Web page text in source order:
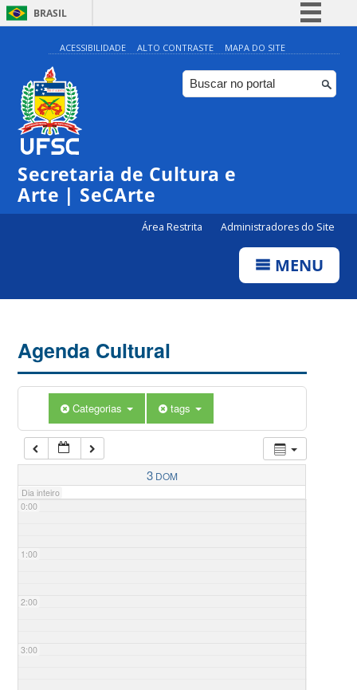
BRASIL
Simplifique!
Comunica BR
Participe
ACESSIBILIDADE ALTO CONTRASTE MAPA DO SITE
Secretaria de Cultura e
Arte | SeCArte
Área Restrita Administradores do Site
MENU
Agenda Cultural
Categorias tags
3 DOM
Dia inteiro
0:00
1:00
2:00
3:00